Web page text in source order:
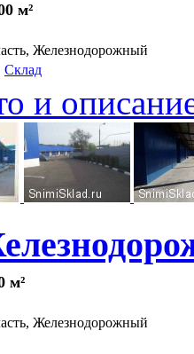
м²
Железнодорожный
Склад
и
м²
Железнодорожный